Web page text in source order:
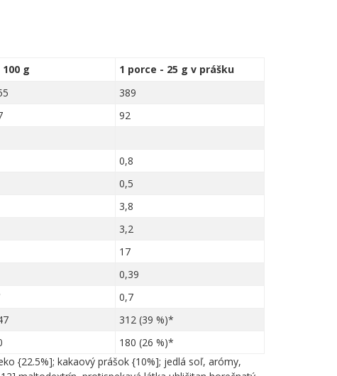
100 g
1 porce - 25 g v prášku
389
92
0,8
0,5
3,8
3,2
17
0,39
0,7
312 (39 %)*
180 (26 %)*
{22.5%]; kakaový prášok {10%]; jedlá soľ, arómy,